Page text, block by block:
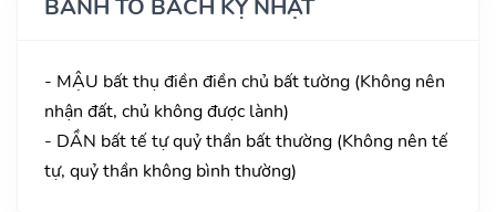
BÀNH TỔ BÁCH KỴ NHẬT
- MẬU bất thụ điền điền chủ bất tường (Không nên
nhận đất, chủ không được lành)
- DẦN bất tế tự quỷ thần bất thường (Không nên tế
tự, quỷ thần không bình thường)